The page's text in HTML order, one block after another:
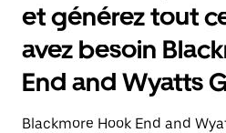
et générez tout
avez besoin
End and Wyatts
Blackmore Hook End and